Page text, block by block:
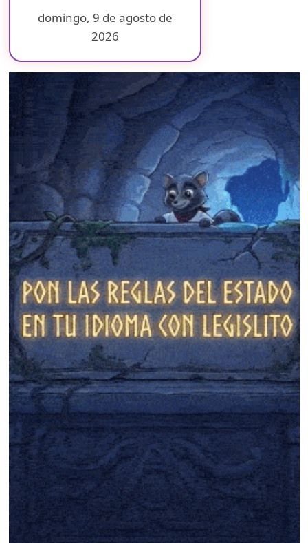
domingo, 9 de agosto de
2026
❄
❄
❄
❄
❄